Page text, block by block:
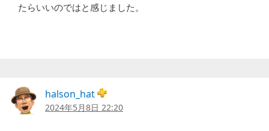
たらいいのではと感じました。
halson_hat
2024年5月8日 22:20